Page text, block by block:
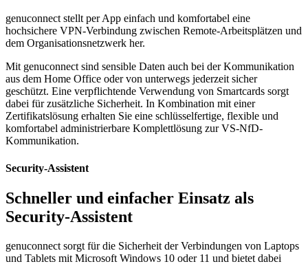
genuconnect stellt per App einfach und komfortabel eine
hochsichere VPN-Verbindung zwischen Remote-Arbeitsplätzen und
dem Organisationsnetzwerk her.
Mit genuconnect sind sensible Daten auch bei der Kommunikation
aus dem Home Office oder von unterwegs jederzeit sicher
geschützt. Eine verpflichtende Verwendung von Smartcards sorgt
dabei für zusätzliche Sicherheit. In Kombination mit einer
Zertifikatslösung erhalten Sie eine schlüsselfertige, flexible und
komfortabel administrierbare Komplettlösung zur VS-NfD-
Kommunikation.
Security-Assistent
Schneller und einfacher Einsatz als
Security-Assistent
genuconnect sorgt für die Sicherheit der Verbindungen von Laptops
und Tablets mit Microsoft Windows 10 oder 11 und bietet dabei